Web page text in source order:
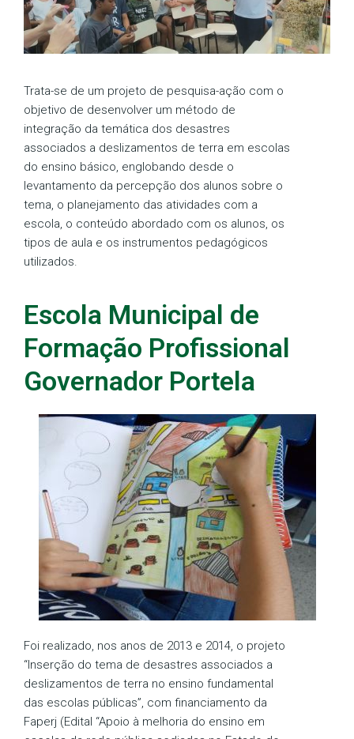
Trata-se de um projeto de pesquisa-ação com o
objetivo de desenvolver um método de
integração da temática dos desastres
associados a deslizamentos de terra em escolas
do ensino básico, englobando desde o
levantamento da percepção dos alunos sobre o
tema, o planejamento das atividades com a
escola, o conteúdo abordado com os alunos, os
tipos de aula e os instrumentos pedagógicos
utilizados.
Escola Municipal de
Formação Profissional
Governador Portela
Foi realizado, nos anos de 2013 e 2014, o projeto
“Inserção do tema de desastres associados a
deslizamentos de terra no ensino fundamental
das escolas públicas”, com financiamento da
Faperj (Edital “Apoio à melhoria do ensino em